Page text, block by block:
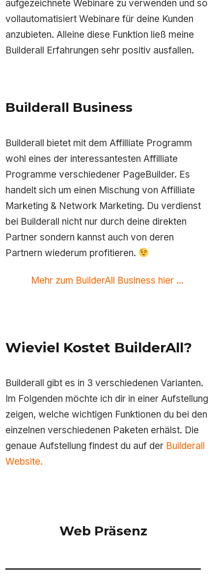
aufgezeichnete Webinare zu verwenden und so
vollautomatisiert Webinare für deine Kunden
anzubieten. Alleine diese Funktion ließ meine
Builderall Erfahrungen sehr positiv ausfallen.
Builderall Business
Builderall bietet mit dem Affilliate Programm
wohl eines der interessantesten Affilliate
Programme verschiedener PageBuilder. Es
handelt sich um einen Mischung von Affilliate
Marketing & Network Marketing. Du verdienst
bei Builderall nicht nur durch deine direkten
Partner sondern kannst auch von deren
Partnern wiederum profitieren.
Mehr zum BuilderAll Business hier ...
Wieviel Kostet BuilderAll?
Builderall gibt es in 3 verschiedenen Varianten.
Im Folgenden möchte ich dir in einer Aufstellung
zeigen, welche wichtigen Funktionen du bei den
einzelnen verschiedenen Paketen erhälst. Die
genaue Aufstellung findest du auf der Builderall
Website.
Web Präsenz